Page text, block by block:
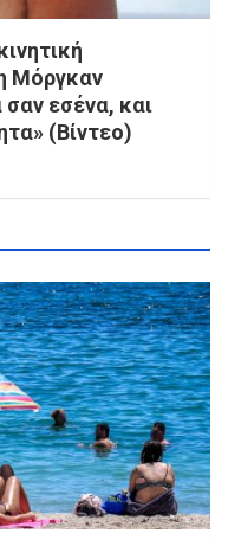
Μόργκαν
εσένα, και
(Βίντεο)